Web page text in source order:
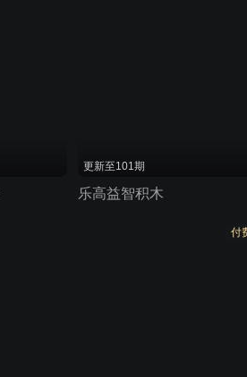
更新至101期
乐高益智积木
付